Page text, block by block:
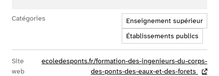
Catégories
Enseignement supérieur
Établissements publics
Site
web
ecoledesponts.fr/formation-des-ingenieurs-du-corps-
des-ponts-des-eaux-et-des-forets
- lien